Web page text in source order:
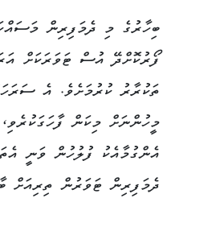
ބިހާރުގެ މި ދެމަފިރިން
ފޯރުކޮށްދޭ އުސް ޓަވަރަކަށް
ތަކުރާރު ކުރުމަށެވެ. އެ
މީހުންނަށް މިކަން
އެންގުމާއެކު ފުލުހުން ވަނީ
ދެމަފިރިން ޓަވަރުން ތިރިއަށް